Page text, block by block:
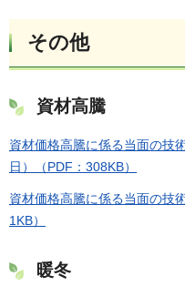
その他
資材高騰
資材価格高騰に係る当面の技
日）（PDF：308KB）
資材価格高騰に係る当面の技
1KB）
暖冬